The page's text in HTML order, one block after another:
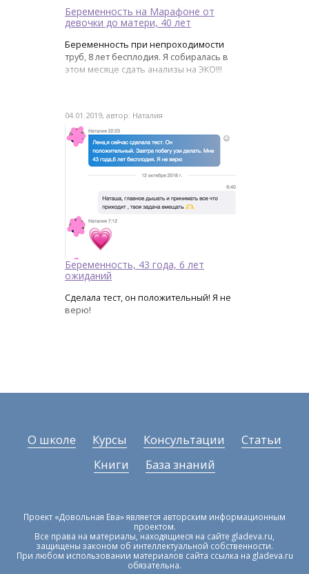
Беременность на Марафоне от
девочки до матери, 40 лет
Беременность при непроходимости
труб, 8 лет бесплодия. Я собиралась в
этом месяце сдать анализы на ЭКО!!!
04.01.2019, автор: Наталия
Беременность, 43 года, 6 лет
ожиданий
Сделала тест, он положительный! Я не
верю!
О школе Курсы Консультации
Статьи
Книги
База знаний
Проект «Довольная Ева» является авторским информационным
проектом.
Все права на материалы, находящиеся на сайте gladeva.ru,
защищены законом об интеллектуальной собственности.
При любом использовании материалов сайта ссылка на gladeva.ru
обязательна.